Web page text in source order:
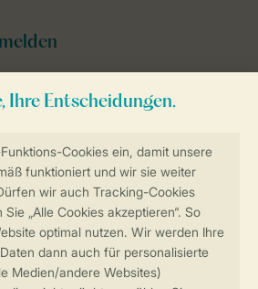
zur Online-Buchung